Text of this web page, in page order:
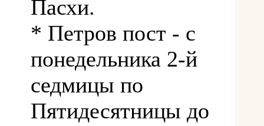
Пасхи.
* Петров пост - с
понедельника 2-й
седмицы по
Пятидесятницы до